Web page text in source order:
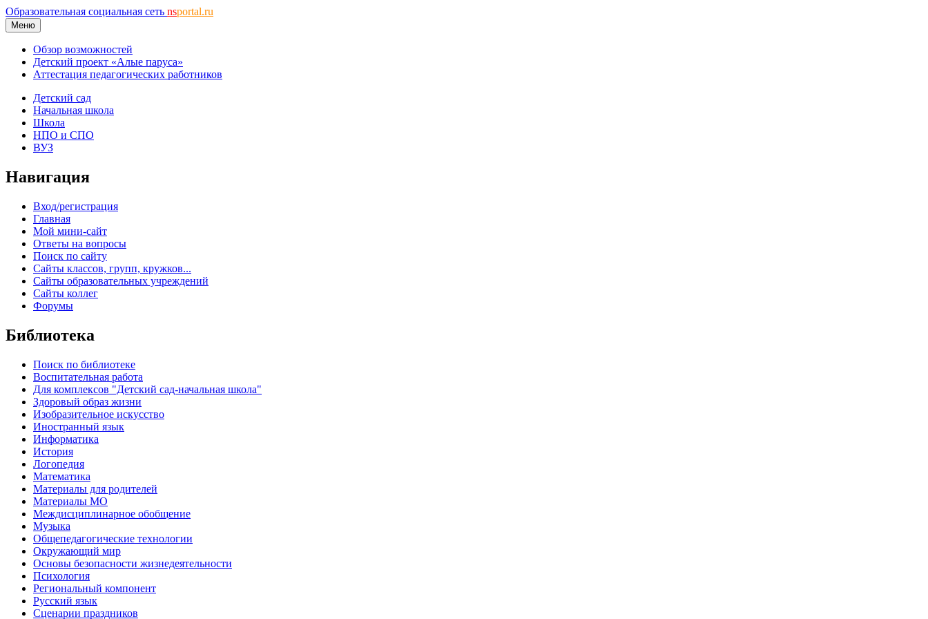
Образовательная социальная сеть nsportal.ru
Меню
Обзор возможностей
Детский проект «Алые паруса»
Аттестация педагогических работников
Детский сад
Начальная школа
Школа
НПО и СПО
ВУЗ
Навигация
Вход/регистрация
Главная
Мой мини-сайт
Ответы на вопросы
Поиск по сайту
Сайты классов, групп, кружков...
Сайты образовательных учреждений
Сайты коллег
Форумы
Библиотека
Поиск по библиотеке
Воспитательная работа
Для комплексов "Детский сад-начальная школа"
Здоровый образ жизни
Изобразительное искусство
Иностранный язык
Информатика
История
Логопедия
Математика
Материалы для родителей
Материалы МО
Междисциплинарное обобщение
Музыка
Общепедагогические технологии
Окружающий мир
Основы безопасности жизнедеятельности
Психология
Региональный компонент
Русский язык
Сценарии праздников